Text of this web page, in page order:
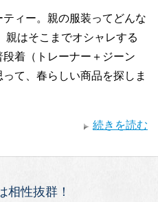
ィー。親の服装ってどんな
親はそこまでオシャレする
着（トレーナー＋ジーン
て、春らしい商品を探しま
続きを読む
相性抜群！